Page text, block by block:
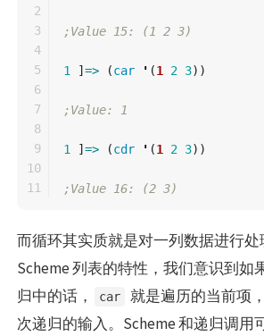
2
3
4
5
6
7
8
9
10
;Value 15: (1 2 3)
1 ]=> (car ' (1 2 3))
;Value: 1
1 ]=> (cdr ' (1 2 3))
;Value 16: (2 3)
而循环其实质就是对一列数据进行
Scheme 列表的特性，我们意识到如
归中的话，
car 就是遍历的当前项
次递归的输入。Scheme 和递归调用